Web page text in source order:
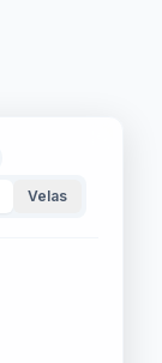
Velas